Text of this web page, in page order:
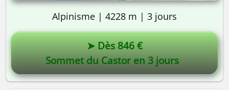
Alpinisme | 4228 m | 3 jours
➤ Dès 846 €
Sommet du Castor en 3 jours